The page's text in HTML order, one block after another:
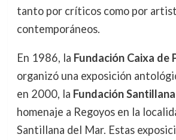
tanto por críticos como por
contemporáneos.
En 1986, la Fundación Caixa de
organizó una exposición
en 2000, la Fundación Santillana
homenaje a Regoyos en la
Santillana del Mar. Estas